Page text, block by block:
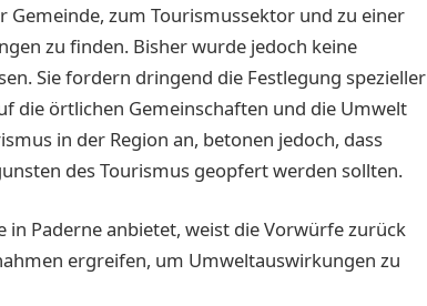
Gemeinde, zum Tourismussektor und zu einer
zu finden. Bisher wurde jedoch keine
Sie fordern dringend die Festlegung spezieller
die örtlichen Gemeinschaften und die Umwelt
in der Region an, betonen jedoch, dass
des Tourismus geopfert werden sollten.
in Paderne anbietet, weist die Vorwürfe zurück
ergreifen, um Umweltauswirkungen zu